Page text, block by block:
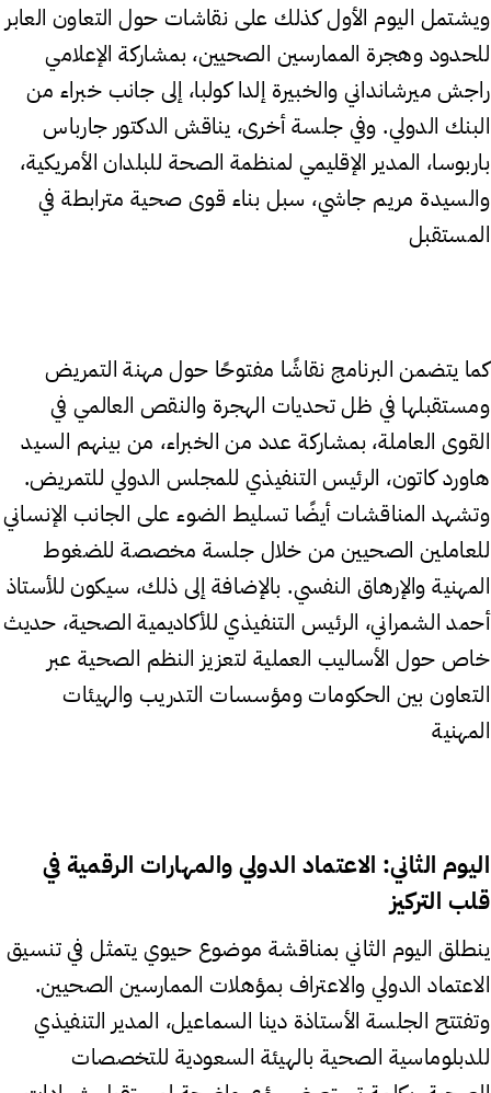
ويشتمل اليوم الأول كذلك على نقاشات حول التعاون العابر
للحدود وهجرة الممارسين الصحيين، بمشاركة الإعلامي
راجش ميرشانداني والخبيرة إلدا كولبا، إلى جانب خبراء من
البنك الدولي. وفي جلسة أخرى، يناقش الدكتور جارباس
باربوسا، المدير الإقليمي لمنظمة الصحة للبلدان الأمريكية،
والسيدة مريم جاشي، سبل بناء قوى صحية مترابطة في
المستقبل
كما يتضمن البرنامج نقاشًا مفتوحًا حول مهنة التمريض
ومستقبلها في ظل تحديات الهجرة والنقص العالمي في
القوى العاملة، بمشاركة عدد من الخبراء، من بينهم السيد
هاورد كاتون، الرئيس التنفيذي للمجلس الدولي للتمريض.
وتشهد المناقشات أيضًا تسليط الضوء على الجانب الإنساني
للعاملين الصحيين من خلال جلسة مخصصة للضغوط
المهنية والإرهاق النفسي. بالإضافة إلى ذلك، سيكون للأستاذ
أحمد الشمراني، الرئيس التنفيذي للأكاديمية الصحية، حديث
خاص حول الأساليب العملية لتعزيز النظم الصحية عبر
التعاون بين الحكومات ومؤسسات التدريب والهيئات
المهنية
اليوم الثاني: الاعتماد الدولي والمهارات الرقمية في
قلب التركيز
ينطلق اليوم الثاني بمناقشة موضوع حيوي يتمثل في تنسيق
الاعتماد الدولي والاعتراف بمؤهلات الممارسين الصحيين.
وتفتتح الجلسة الأستاذة دينا السماعيل، المدير التنفيذي
للدبلوماسية الصحية بالهيئة السعودية للتخصصات